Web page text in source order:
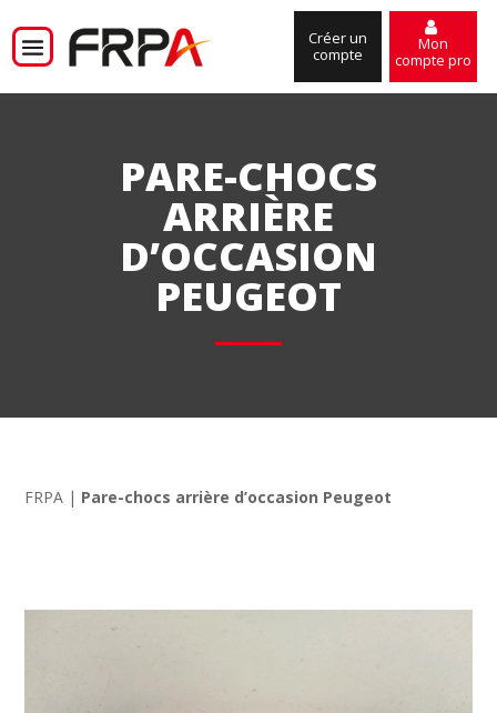
Créer un
compte
Mon
compte pro
PARE-CHOCS
ARRIÈRE
D’OCCASION
PEUGEOT
FRPA | Pare-chocs arrière d’occasion Peugeot